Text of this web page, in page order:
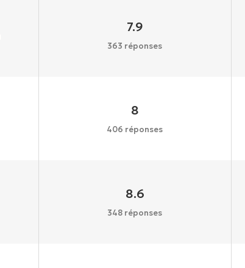
7.9
363 réponses
8
406 réponses
8.6
348 réponses